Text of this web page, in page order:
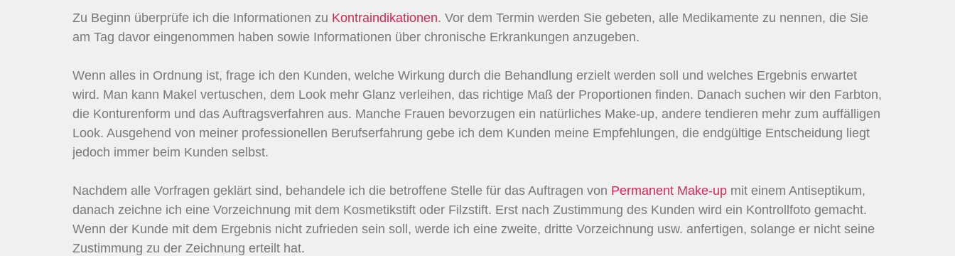
Zu Beginn überprüfe ich die Informationen zu Kontraindikationen. Vor dem Termin werden Sie gebeten, alle Medikamente zu nennen, die Sie
am Tag davor eingenommen haben sowie Informationen über chronische Erkrankungen anzugeben.
Wenn alles in Ordnung ist, frage ich den Kunden, welche Wirkung durch die Behandlung erzielt werden soll und welches Ergebnis erwartet
wird. Man kann Makel vertuschen, dem Look mehr Glanz verleihen, das richtige Maß der Proportionen finden. Danach suchen wir den Farbton,
die Konturenform und das Auftragsverfahren aus. Manche Frauen bevorzugen ein natürliches Make-up, andere tendieren mehr zum auffälligen
Look. Ausgehend von meiner professionellen Berufserfahrung gebe ich dem Kunden meine Empfehlungen, die endgültige Entscheidung liegt
jedoch immer beim Kunden selbst.
Nachdem alle Vorfragen geklärt sind, behandele ich die betroffene Stelle für das Auftragen von Permanent Make-up mit einem Antiseptikum,
danach zeichne ich eine Vorzeichnung mit dem Kosmetikstift oder Filzstift. Erst nach Zustimmung des Kunden wird ein Kontrollfoto gemacht.
Wenn der Kunde mit dem Ergebnis nicht zufrieden sein soll, werde ich eine zweite, dritte Vorzeichnung usw. anfertigen, solange er nicht seine
Zustimmung zu der Zeichnung erteilt hat.